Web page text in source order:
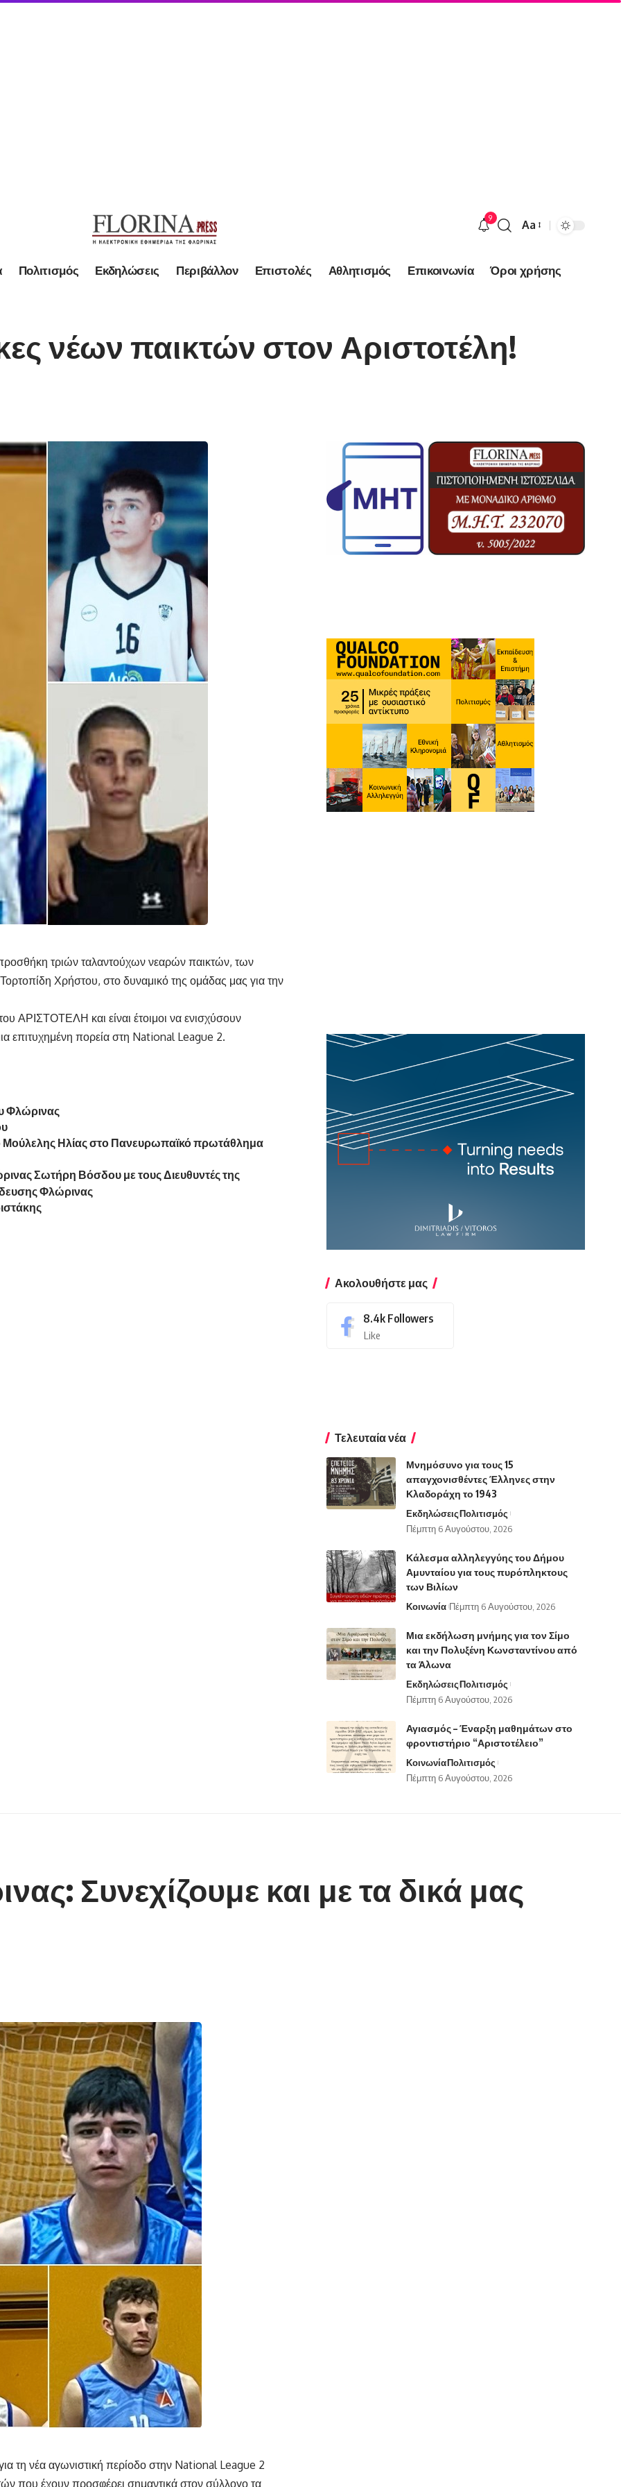
9
Font
Aa
Πολιτισμός Εκδηλώσεις Περιβάλλον Επιστολές Αθλητισμός Επικοινωνία Όροι χρήσης
νέων παικτών στον Αριστοτέλη!
τριών ταλαντούχων νεαρών παικτών, των
Χρήστου, στο δυναμικό της ομάδας μας για την
ΑΡΙΣΤΟΤΕΛΗ και είναι έτοιμοι να ενισχύσουν
επιτυχημένη πορεία στη National League 2.
Φλώρινας
Μούλελης Ηλίας στο Πανευρωπαϊκό πρωτάθλημα
Σωτήρη Βόσδου με τους Διευθυντές της
Φλώρινας
Ακολουθήστε μας
8.4k Followers
Like
Τελευταία νέα
Μνημόσυνο για τους 15
απαγχονισθέντες Έλληνες στην
Κλαδοράχη το 1943
ΕκδηλώσειςΠολιτισμός
Πέμπτη 6 Αυγούστου, 2026
Κάλεσμα αλληλεγγύης του Δήμου
Αμυνταίου για τους πυρόπληκτους
των Βιλίων
Κοινωνία Πέμπτη 6 Αυγούστου, 2026
Μια εκδήλωση μνήμης για τον Σίμο
και την Πολυξένη Κωνσταντίνου από
τα Άλωνα
ΕκδηλώσειςΠολιτισμός
Πέμπτη 6 Αυγούστου, 2026
Αγιασμός – Έναρξη μαθημάτων στο
φροντιστήριο “Αριστοτέλειο”
ΚοινωνίαΠολιτισμός
Πέμπτη 6 Αυγούστου, 2026
Συνεχίζουμε και με τα δικά μας
τη νέα αγωνιστική περίοδο στην National League 2
που έχουν προσφέρει σημαντικά στον σύλλογο τα